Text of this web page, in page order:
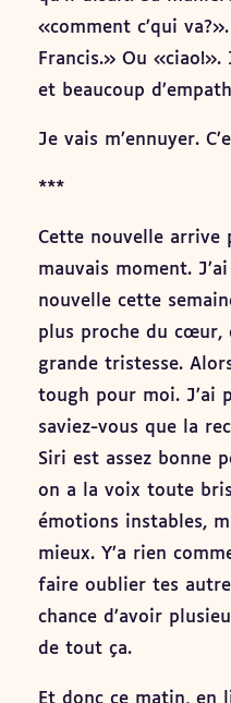
«comment c’qui
Francis.» Ou
et beaucoup
Je vais m’ennuyer.
***
Cette nouvelle arrive
mauvais moment.
nouvelle cette
plus proche du cœur,
grande tristesse.
tough pour moi. J’ai
saviez-vous que la
Siri est assez bonne
on a la voix toute
émotions instables,
mieux. Y’a rien
faire oublier tes
chance d’avoir
de tout ça.
Et donc ce matin, en